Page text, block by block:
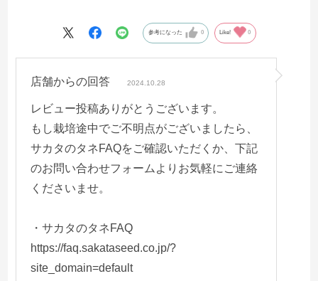
参考になった 0 Like! 0
店舗からの回答 2024.10.28
レビュー投稿ありがとうございます。
もし栽培途中でご不明点がございましたら、
サカタのタネFAQをご確認いただくか、下記
のお問い合わせフォームよりお気軽にご連絡
くださいませ。
・サカタのタネFAQ
https://faq.sakataseed.co.jp/?
site_domain=default